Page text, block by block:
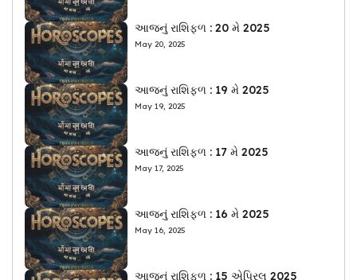
આજનું રાશિફળ : 20 મે 2025
May 20, 2025
આજનું રાશિફળ : 19 મે 2025
May 19, 2025
આજનું રાશિફળ : 17 મે 2025
May 17, 2025
આજનું રાશિફળ : 16 મે 2025
May 16, 2025
આજનું રાશિફળ : 15 એપ્રિલ 2025